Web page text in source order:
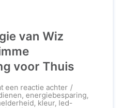
van Wiz
voor Thuis
een reactie achterop
Ontdek
de
, energiebesparing,
, kleur, led-